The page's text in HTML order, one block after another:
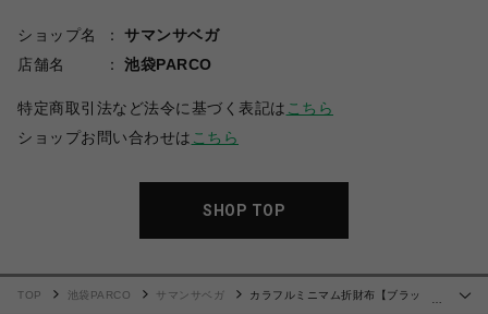
ショップ名
サマンサベガ
店舗名
池袋PARCO
特定商取引法など法令に基づく表記は こちら
ショップお問い合わせは こちら
SHOP TOP
TOP 池袋PARCO サマンサベガ
カラフルミニマム折財布【ブラッ